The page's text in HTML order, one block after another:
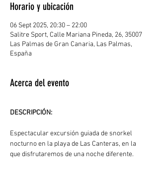
Horario y ubicación
06 Sept 2025, 20:30 – 22:00
Salitre Sport, Calle Mariana Pineda, 26, 35007
Las Palmas de Gran Canaria, Las Palmas,
España
Acerca del evento
DESCRIPCIÓN:
Espectacular excursión guiada de snorkel
nocturno en la playa de Las Canteras, en la
que disfrutaremos de una noche diferente.